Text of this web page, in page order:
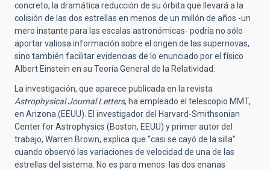
concreto, la dramática reducción de su órbita que llevará a la
colisión de las dos estrellas en menos de un millón de años -un
mero instante para las escalas astronómicas- podría no sólo
aportar valiosa información sobre el origen de las supernovas,
sino también facilitar evidencias de lo enunciado por el físico
Albert Einstein en su Teoría General de la Relatividad.
La investigación, que aparece publicada en la revista
Astrophysical Journal Letters, ha empleado el telescopio MMT,
en Arizona (EEUU). El investigador del Harvard-Smithsonian
Center for Astrophysics (Boston, EEUU) y primer autor del
trabajo, Warren Brown, explica que “casi se cayó de la silla”
cuando observó las variaciones de velocidad de una de las
estrellas del sistema. No es para menos: las dos enanas